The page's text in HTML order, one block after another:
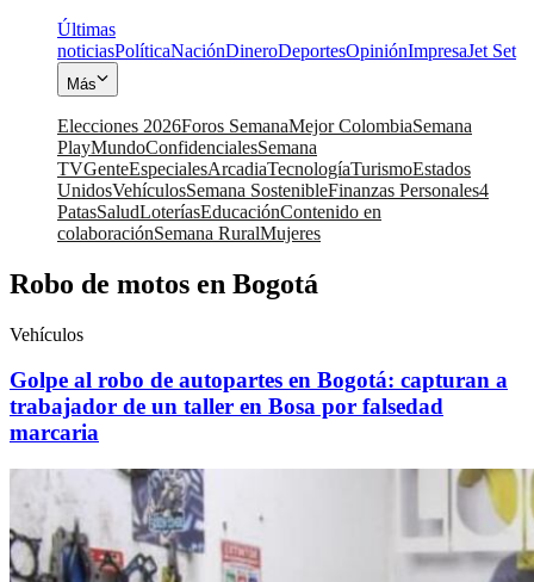
Últimas
noticiasPolíticaNaciónDineroDeportesOpiniónImpresaJet Set
Más
Elecciones 2026Foros SemanaMejor ColombiaSemana
PlayMundoConfidencialesSemana
TVGenteEspecialesArcadiaTecnologíaTurismoEstados
UnidosVehículosSemana SostenibleFinanzas Personales4
PatasSaludLoteríasEducaciónContenido en
colaboraciónSemana RuralMujeres
Robo de motos en Bogotá
Vehículos
Golpe al robo de autopartes en Bogotá: capturan a
trabajador de un taller en Bosa por falsedad
marcaria